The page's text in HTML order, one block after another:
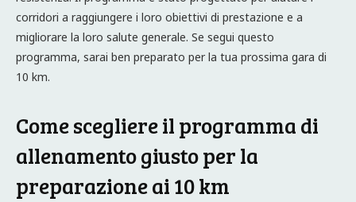
corridori a raggiungere i loro obiettivi di prestazione e a
migliorare la loro salute generale. Se segui questo
programma, sarai ben preparato per la tua prossima gara di
10 km.
Come scegliere il programma di
allenamento giusto per la
preparazione ai 10 km